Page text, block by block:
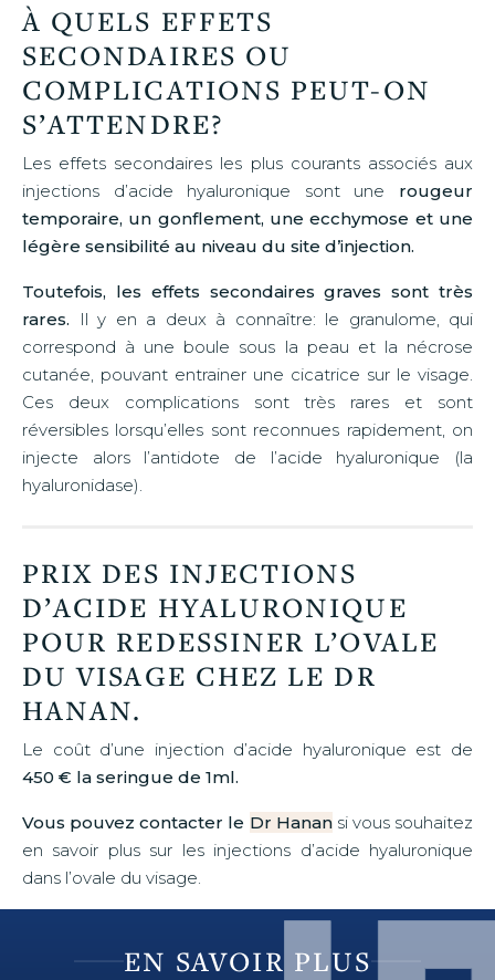
À QUELS EFFETS
SECONDAIRES OU
COMPLICATIONS PEUT-ON
S’ATTENDRE?
Les effets secondaires les plus courants associés aux
injections d’acide hyaluronique sont une rougeur
temporaire, un gonflement, une ecchymose et une
légère sensibilité au niveau du site d’injection.
Toutefois, les effets secondaires graves sont très
rares. Il y en a deux à connaître: le granulome, qui
correspond à une boule sous la peau et la nécrose
cutanée, pouvant entrainer une cicatrice sur le visage.
Ces deux complications sont très rares et sont
réversibles lorsqu’elles sont reconnues rapidement, on
injecte alors l’antidote de l’acide hyaluronique (la
hyaluronidase).
PRIX DES INJECTIONS
D’ACIDE HYALURONIQUE
POUR REDESSINER L’OVALE
DU VISAGE CHEZ LE DR
HANAN.
Le coût d’une injection d’acide hyaluronique est de
450 € la seringue de 1ml.
Vous pouvez contacter le Dr Hanansi vous souhaitez
en savoir plus sur les injections d’acide hyaluronique
dans l’ovale du visage.
EN SAVOIR PLUS